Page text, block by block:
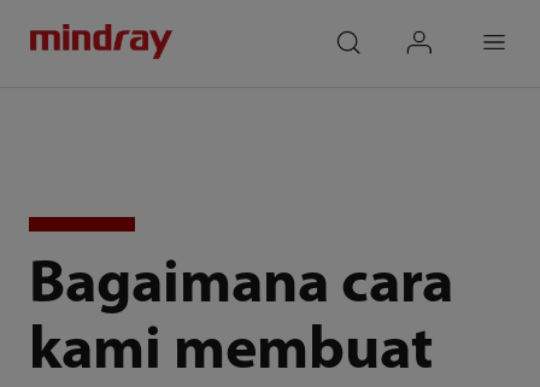
Bagaimana cara
kami membuat